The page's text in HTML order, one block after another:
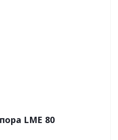
LME 80